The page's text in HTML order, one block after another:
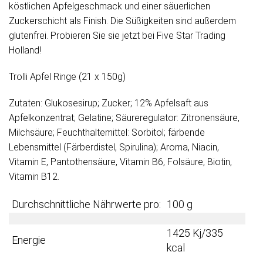
köstlichen Apfelgeschmack und einer säuerlichen
Zuckerschicht als Finish. Die Süßigkeiten sind außerdem
glutenfrei. Probieren Sie sie jetzt bei Five Star Trading
Holland!
Trolli Apfel Ringe (21 x 150g)
Zutaten: Glukosesirup; Zucker; 12% Apfelsaft aus
Apfelkonzentrat; Gelatine; Säureregulator: Zitronensäure,
Milchsäure; Feuchthaltemittel: Sorbitol; färbende
Lebensmittel (Färberdistel, Spirulina); Aroma, Niacin,
Vitamin E, Pantothensäure, Vitamin B6, Folsäure, Biotin,
Vitamin B12.
Durchschnittliche Nährwerte pro: 100 g
Energie
1425 Kj/335
kcal